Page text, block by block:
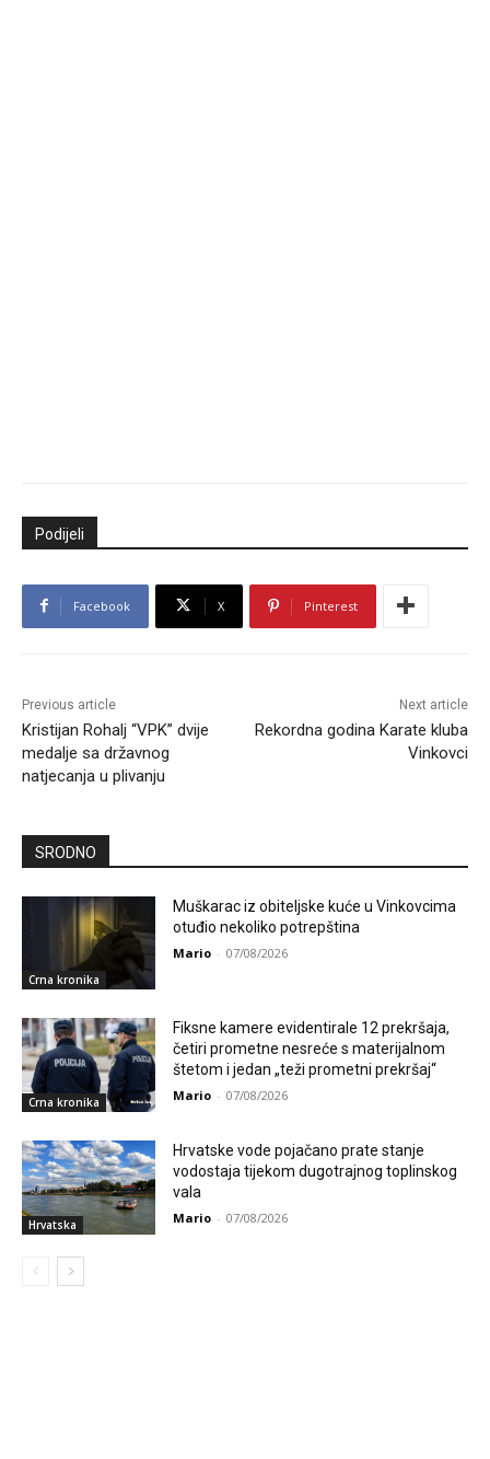
Podijeli
Facebook X Pinterest
Previous article
Kristijan Rohalj “VPK” dvije
medalje sa državnog
natjecanja u plivanju
Next article
Rekordna godina Karate kluba
Vinkovci
SRODNO
Crna kronika
Muškarac iz obiteljske kuće u Vinkovcima
otuđio nekoliko potrepština
Mario - 07/08/2026
Crna kronika
Fiksne kamere evidentirale 12 prekršaja,
četiri prometne nesreće s materijalnom
štetom i jedan „teži prometni prekršaj“
Mario - 07/08/2026
Hrvatska
Hrvatske vode pojačano prate stanje
vodostaja tijekom dugotrajnog toplinskog
vala
Mario - 07/08/2026